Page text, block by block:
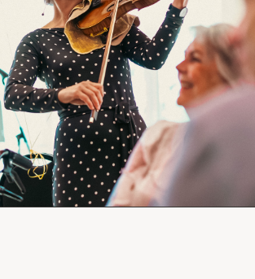
la vie en résidence
choix
les coûts
de décision
en résidence
inclus